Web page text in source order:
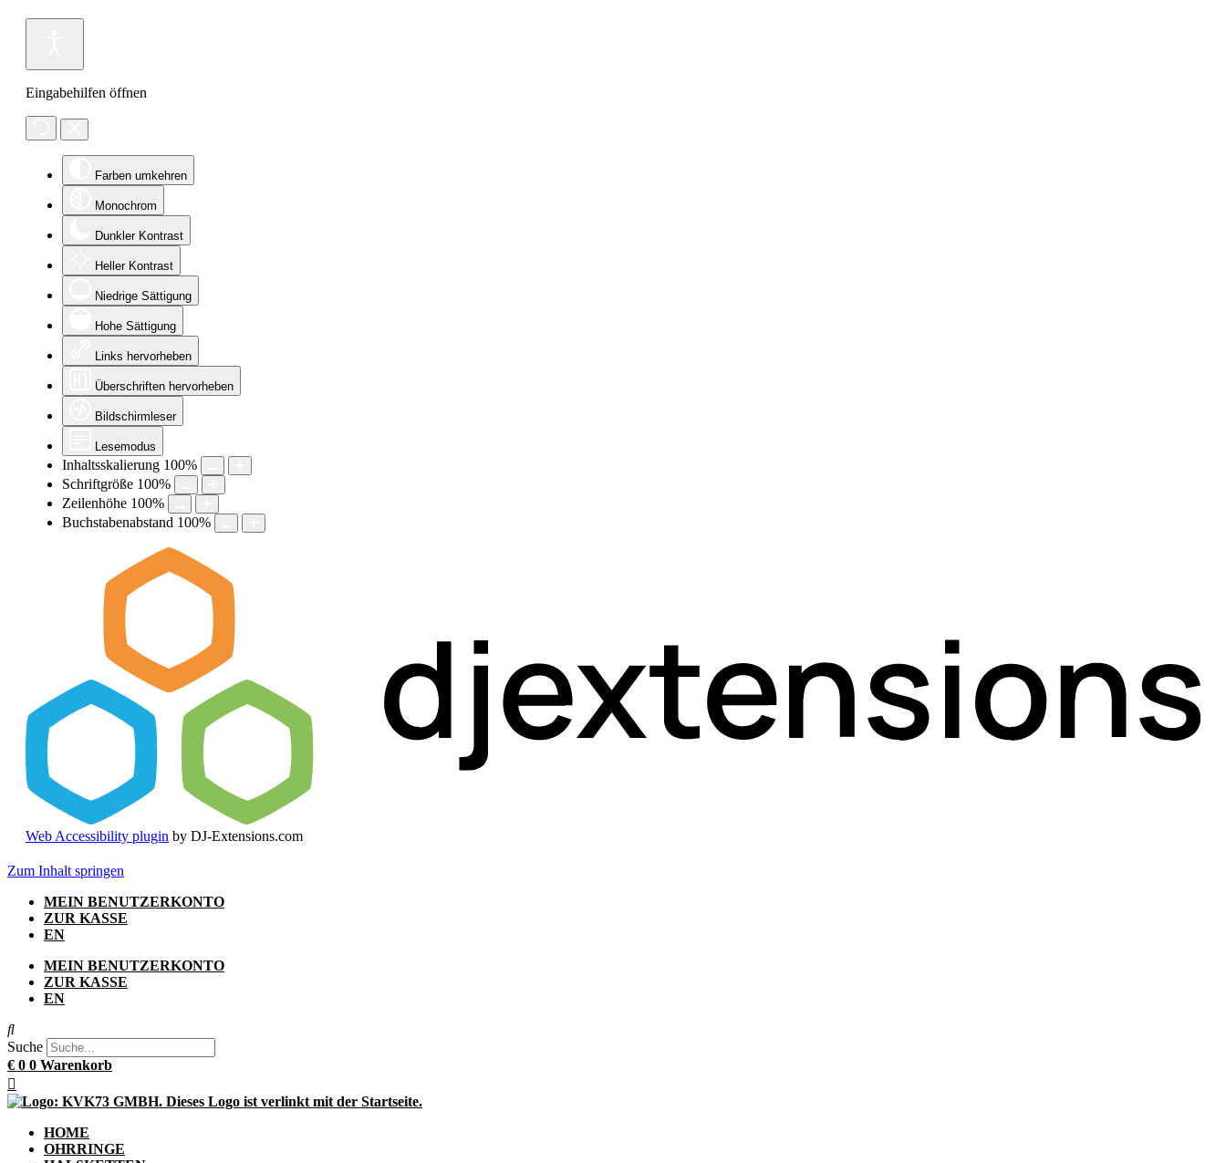
Eingabehilfen öffnen
Farben umkehren
Monochrom
Dunkler Kontrast
Heller Kontrast
Niedrige Sättigung
Hohe Sättigung
Links hervorheben
Überschriften hervorheben
Bildschirmleser
Lesemodus
Inhaltsskalierung 100%
Schriftgröße 100%
Zeilenhöhe 100%
Buchstabenabstand 100%
Web Accessibility plugin by DJ-Extensions.com
Zum Inhalt springen
MEIN BENUTZERKONTO
ZUR KASSE
EN
MEIN BENUTZERKONTO
ZUR KASSE
EN
Suche
€ 0 0 Warenkorb
HOME
OHRRINGE